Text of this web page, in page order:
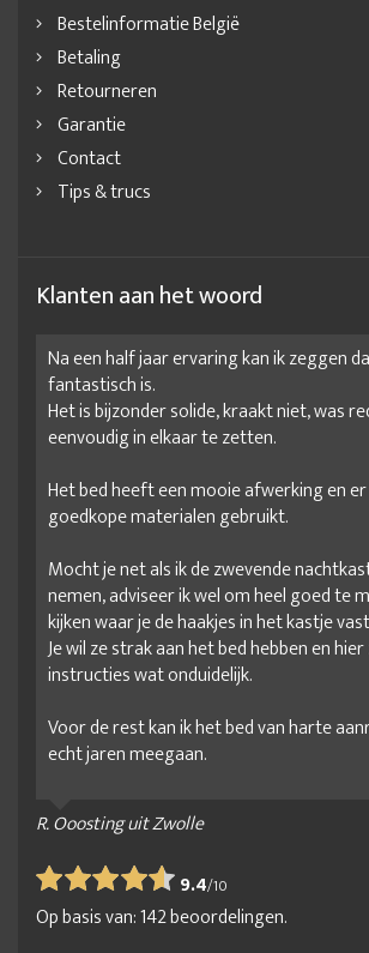
Bestelinformatie België
Betaling
Retourneren
Garantie
Contact
Tips & trucs
Klanten aan het woord
Na een half jaar ervaring kan ik zeggen
fantastisch is.
Het is bijzonder solide, kraakt niet, was
eenvoudig in elkaar te zetten.
Het bed heeft een mooie afwerking en
goedkope materialen gebruikt.
Mocht je net als ik de zwevende
nemen, adviseer ik wel om heel goed te
kijken waar je de haakjes in het kastje
Je wil ze strak aan het bed hebben en
instructies wat onduidelijk.
Voor de rest kan ik het bed van harte
echt jaren meegaan.
R. Ooosting uit Zwolle
9.4/10
Op basis van:142beoordelingen.